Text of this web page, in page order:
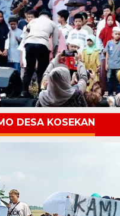
DESA KOSEKAN